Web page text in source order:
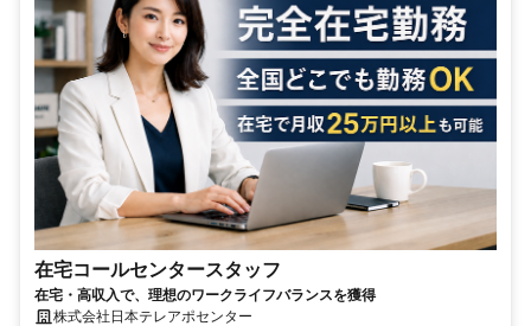
在宅コールセンタースタッフ
在宅・高収入で、理想のワークライフバランスを獲得
株式会社日本テレアポセンター